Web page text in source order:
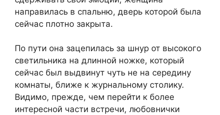
направилась в спальню, дверь которой была
сейчас плотно закрыта.
По пути она зацепилась за шнур от высокого
светильника на длинной ножке, который
сейчас был выдвинут чуть не на середину
комнаты, ближе к журнальному столику.
Видимо, прежде, чем перейти к более
интересной части встречи, любовнички